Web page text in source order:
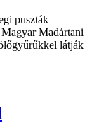
puszták
Madártani
látják